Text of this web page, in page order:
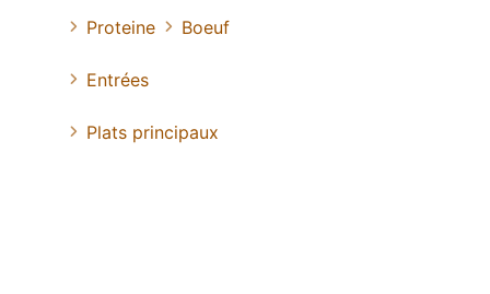
Proteine Boeuf
Entrées
Plats principaux